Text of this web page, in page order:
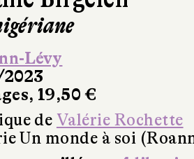
Lévy
19,50 €
de Valérie Rochette
Un monde à soi